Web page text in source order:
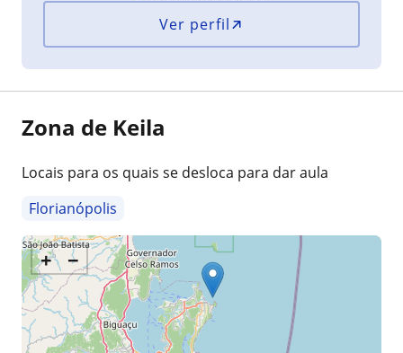
Ver perfil
Zona de Keila
Locais para os quais se desloca para dar aula
Florianópolis
+ −